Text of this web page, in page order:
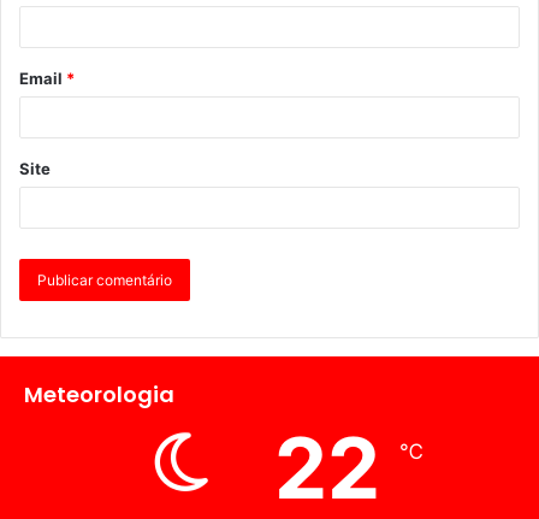
Email *
Site
Meteorologia
22 ℃